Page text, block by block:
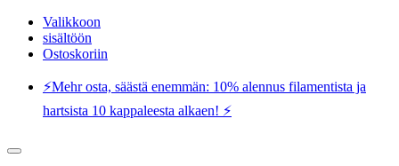
Valikkoon
sisältöön
Ostoskoriin
⚡️Mehr osta, säästä enemmän: 10% alennus filamentista ja
hartsista 10 kappaleesta alkaen! ⚡️